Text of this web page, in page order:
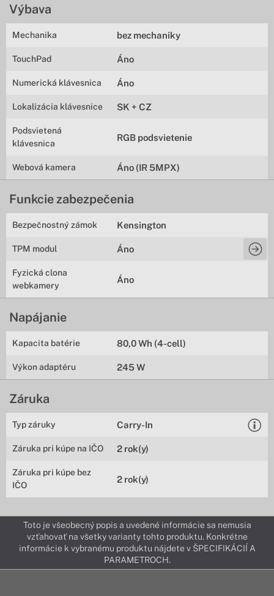
Výbava
Mechanika bez mechaniky
TouchPad Áno
Numerická klávesnica Áno
Lokalizácia klávesnice SK + CZ
Podsvietená
klávesnica
RGB podsvietenie
Webová kamera Áno (IR 5MPX)
Funkcie zabezpečenia
Bezpečnostný zámok Kensington
TPM modul Áno
Fyzická clona
webkamery
Áno
Napájanie
Kapacita batérie 80,0 Wh (4-cell)
Výkon adaptéru 245 W
Záruka
Typ záruky Carry-In
Záruka pri kúpe na IČO 2 rok(y)
Záruka pri kúpe bez
IČO
2 rok(y)
Toto je všeobecný popis a uvedené informácie sa nemusia
vzťahovať na všetky varianty tohto produktu. Konkrétne
informácie k vybranému produktu nájdete v ŠPECIFIKÁCIÍ A
PARAMETROCH.